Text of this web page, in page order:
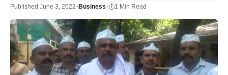
Published June 3, 2022 Business 1 Min Read